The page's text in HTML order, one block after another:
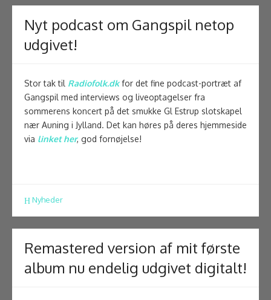
Nyt podcast om Gangspil netop
udgivet!
Stor tak til Radiofolk.dk for det fine podcast-portræt af
Gangspil med interviews og liveoptagelser fra
sommerens koncert på det smukke Gl Estrup slotskapel
nær Auning i Jylland. Det kan høres på deres hjemmeside
via linket her, god fornøjelse!
Nyheder
Remastered version af mit første
album nu endelig udgivet digitalt!